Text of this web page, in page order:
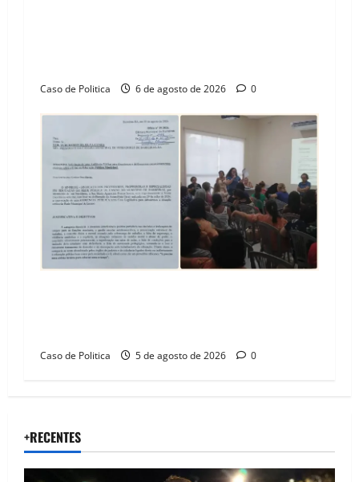
Caso de Politica 6 de agosto de 2026 0
Caso de Politica 5 de agosto de 2026 0
+RECENTES